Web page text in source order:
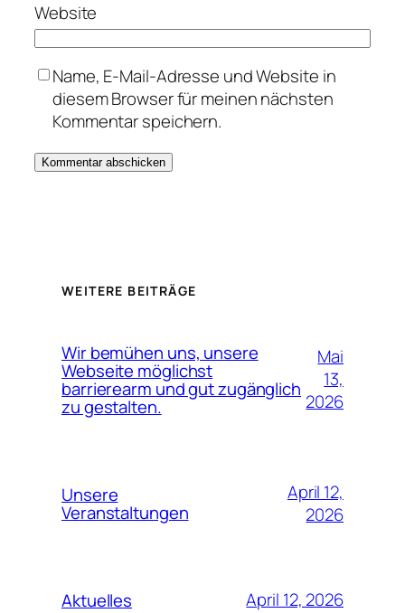
Website
Name, E-Mail-Adresse und Website in
diesem Browser für meinen nächsten
Kommentar speichern.
WEITERE BEITRÄGE
Wir bemühen uns, unsere
Webseite möglichst
barrierearm und gut zugänglich
zu gestalten.
Mai
13,
2026
Unsere
Veranstaltungen
April 12,
2026
Aktuelles April 12, 2026